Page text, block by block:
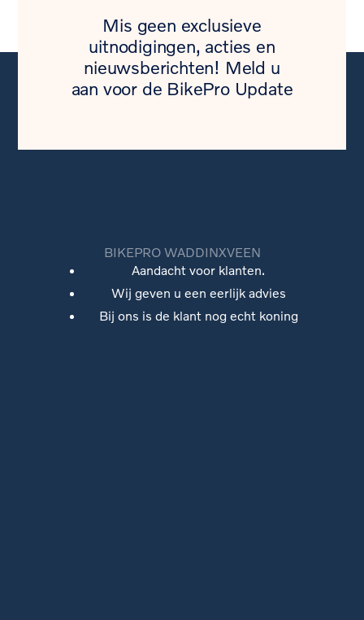
Mis geen exclusieve
uitnodigingen, acties en
nieuwsberichten! Meld u
aan voor de BikePro Update
BIKEPRO WADDINXVEEN
Aandacht voor klanten.
Wij geven u een eerlijk advies
Bij ons is de klant nog echt koning